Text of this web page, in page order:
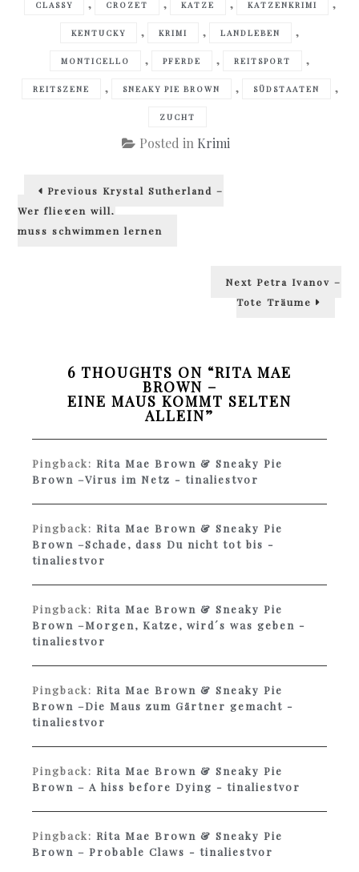
CLASSY CROZET KATZE KATZENKRIMI
KENTUCKY , KRIMI , LANDLEBEN ,
MONTICELLO , PFERDE , REITSPORT ,
REITSZENE , SNEAKY PIE BROWN , SÜDSTAATEN ,
ZUCHT
Posted in Krimi
Beitragsnavigation
Previous Previous
Krystal Sutherland –
Wer fliegen will,
muss schwimmen lernen
Next Next
Petra Ivanov –
Tote Träume
6 THOUGHTS ON “RITA MAE
BROWN –
EINE MAUS KOMMT SELTEN
ALLEIN”
Pingback:Rita Mae Brown & Sneaky Pie
Brown –Virus im Netz - tinaliestvor
Pingback:Rita Mae Brown & Sneaky Pie
Brown –Schade, dass Du nicht tot bis -
tinaliestvor
Pingback:Rita Mae Brown & Sneaky Pie
Brown –Morgen, Katze, wird´s was geben -
tinaliestvor
Pingback:Rita Mae Brown & Sneaky Pie
Brown –Die Maus zum Gärtner gemacht -
tinaliestvor
Pingback:Rita Mae Brown & Sneaky Pie
Brown – A hiss before Dying - tinaliestvor
Pingback:Rita Mae Brown & Sneaky Pie
Brown – Probable Claws - tinaliestvor